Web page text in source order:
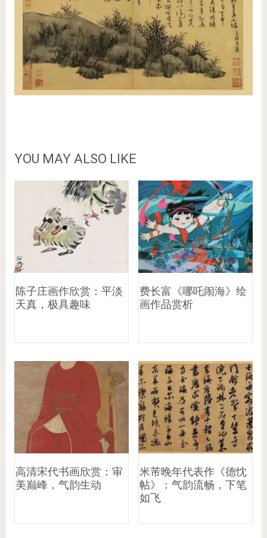
YOU MAY ALSO LIKE
陈子庄画作欣赏：平淡
天真，极具趣味
费长富《哪吒闹海》绘
画作品赏析
高清宋代书画欣赏：审
美巅峰，气韵生动
米芾晚年代表作《德忱
帖》：气韵流畅，下笔
如飞